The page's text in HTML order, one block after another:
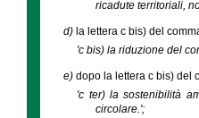
ricadute territoriali,
d) la lettera c bis) del
'c bis) la riduzione del
e) dopo la lettera c bis) del
'c ter) la sostenibilità
circolare.';